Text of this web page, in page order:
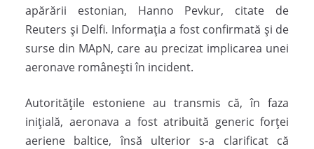
apărării estonian, Hanno Pevkur, citate de
Reuters și Delfi. Informația a fost confirmată și de
surse din MApN, care au precizat implicarea unei
aeronave românești în incident.
Autoritățile estoniene au transmis că, în faza
inițială, aeronava a fost atribuită generic forței
aeriene baltice, însă ulterior s-a clarificat că